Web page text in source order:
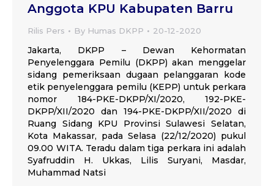
Anggota KPU Kabupaten Barru
Rilis Pers By Humas DKPP 20-12-2020
Jakarta, DKPP – Dewan Kehormatan
Penyelenggara Pemilu (DKPP) akan menggelar
sidang pemeriksaan dugaan pelanggaran kode
etik penyelenggara pemilu (KEPP) untuk perkara
nomor 184-PKE-DKPP/XI/2020, 192-PKE-
DKPP/XII/2020 dan 194-PKE-DKPP/XII/2020 di
Ruang Sidang KPU Provinsi Sulawesi Selatan,
Kota Makassar, pada Selasa (22/12/2020) pukul
09.00 WITA. Teradu dalam tiga perkara ini adalah
Syafruddin H. Ukkas, Lilis Suryani, Masdar,
Muhammad Natsi